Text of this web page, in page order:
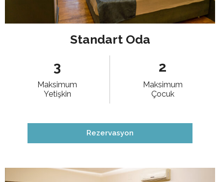
Standart Oda
3
Maksimum
Yetişkin
2
Maksimum
Çocuk
Rezervasyon